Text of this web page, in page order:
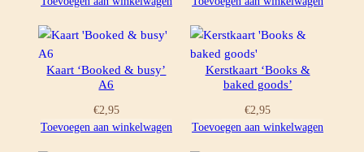
Kaart ‘Booked & busy’
A6
€2,95
Toevoegen aan winkelwagen
Kerstkaart ‘Books &
baked goods’
€2,95
Toevoegen aan winkelwagen